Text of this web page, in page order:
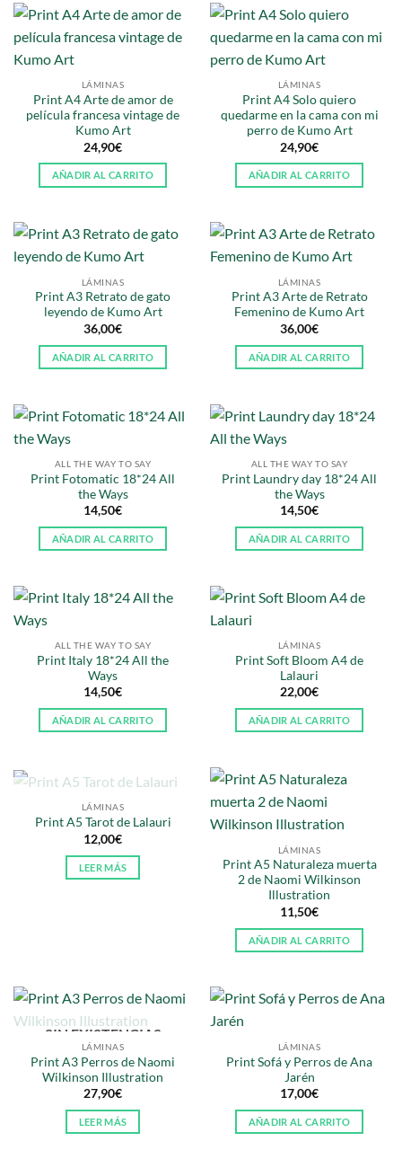
LÁMINAS
Print A4 Arte de amor de
película francesa vintage de
Kumo Art
24,90€
AÑADIR AL CARRITO
LÁMINAS
Print A4 Solo quiero
quedarme en la cama con mi
perro de Kumo Art
24,90€
AÑADIR AL CARRITO
LÁMINAS
Print A3 Retrato de gato
leyendo de Kumo Art
36,00€
AÑADIR AL CARRITO
LÁMINAS
Print A3 Arte de Retrato
Femenino de Kumo Art
36,00€
AÑADIR AL CARRITO
ALL THE WAY TO SAY
Print Fotomatic 18*24 All
the Ways
14,50€
AÑADIR AL CARRITO
ALL THE WAY TO SAY
Print Laundry day 18*24 All
the Ways
14,50€
AÑADIR AL CARRITO
ALL THE WAY TO SAY
Print Italy 18*24 All the
Ways
14,50€
AÑADIR AL CARRITO
LÁMINAS
Print Soft Bloom A4 de
Lalauri
22,00€
AÑADIR AL CARRITO
SIN EXISTENCIAS
LÁMINAS
Print A5 Tarot de Lalauri
12,00€
LEER MÁS
LÁMINAS
Print A5 Naturaleza muerta
2 de Naomi Wilkinson
Illustration
11,50€
AÑADIR AL CARRITO
SIN EXISTENCIAS
LÁMINAS
Print A3 Perros de Naomi
Wilkinson Illustration
27,90€
LEER MÁS
LÁMINAS
Print Sofá y Perros de Ana
Jarén
17,00€
AÑADIR AL CARRITO